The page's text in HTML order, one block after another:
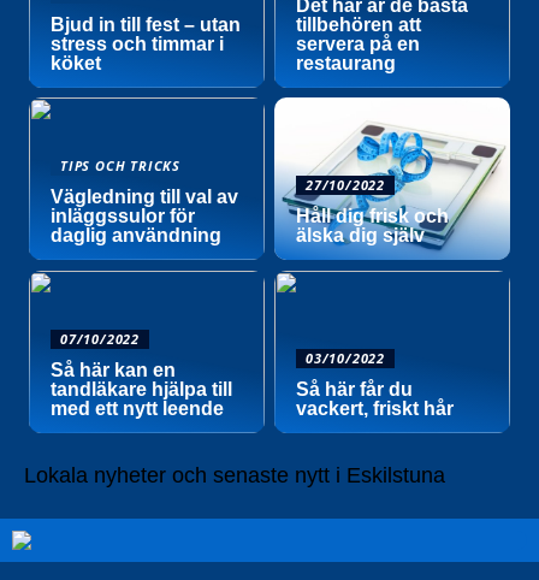
Bjud in till fest – utan
stress och timmar i
köket
Det här är de bästa
tillbehören att
servera på en
restaurang
TIPS OCH TRICKS
Vägledning till val av
inläggssulor för
daglig användning
27/10/2022
Håll dig frisk och
älska dig själv
07/10/2022
Så här kan en
tandläkare hjälpa till
med ett nytt leende
03/10/2022
Så här får du
vackert, friskt hår
Lokala nyheter och senaste nytt i Eskilstuna